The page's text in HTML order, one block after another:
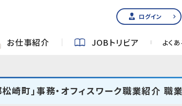
ログイン
お仕事紹介 JOBトリビア よく
松崎町」事務・オフィスワーク職業紹介